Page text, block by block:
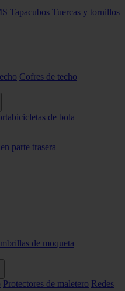
Tapacubos Tuercas y tornillos
Cofres de techo
de bola
parte trasera
de moqueta
Protectores de maletero Redes